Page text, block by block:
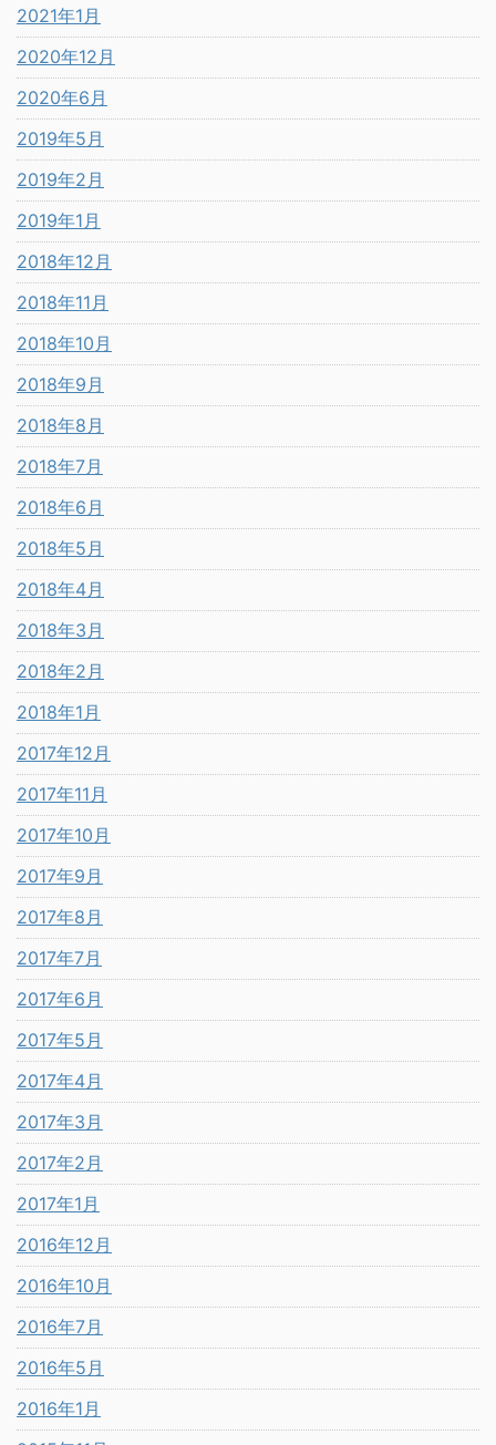
2021年1月
2020年12月
2020年6月
2019年5月
2019年2月
2019年1月
2018年12月
2018年11月
2018年10月
2018年9月
2018年8月
2018年7月
2018年6月
2018年5月
2018年4月
2018年3月
2018年2月
2018年1月
2017年12月
2017年11月
2017年10月
2017年9月
2017年8月
2017年7月
2017年6月
2017年5月
2017年4月
2017年3月
2017年2月
2017年1月
2016年12月
2016年10月
2016年7月
2016年5月
2016年1月